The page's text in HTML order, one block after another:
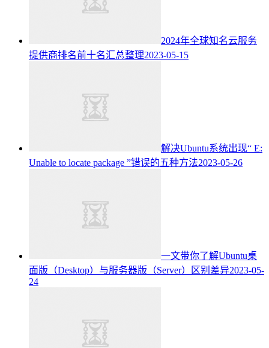
2024年全球知名云服务
提供商排名前十名汇总整理2023-05-15
解决Ubuntu系统出现“ E:
Unable to locate package ”错误的五种方法2023-05-26
一文带你了解Ubuntu桌
面版（Desktop）与服务器版（Server）区别差异2023-05-
24